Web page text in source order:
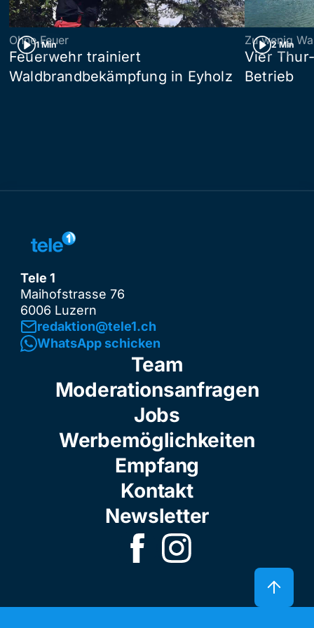
1 Min
Ohne Feuer
Feuerwehr trainiert
Waldbrandbekämpfung in Eyholz
2 Min
Zu wenig
Vier
Betrieb
Tele 1
Maihofstrasse 76
6006 Luzern
redaktion@tele1.ch
WhatsApp schicken
Team
Moderationsanfragen
Jobs
Werbemöglichkeiten
Empfang
Kontakt
Newsletter